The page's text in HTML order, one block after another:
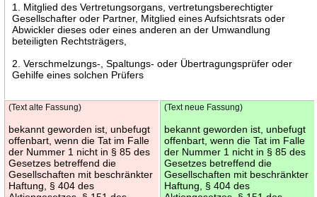
1. Mitglied des Vertretungsorgans, vertretungsberechtigter
Gesellschafter oder Partner, Mitglied eines Aufsichtsrats oder
Abwickler dieses oder eines anderen an der Umwandlung
beteiligten Rechtsträgers,
2. Verschmelzungs-, Spaltungs- oder Übertragungsprüfer oder
Gehilfe eines solchen Prüfers
(Text alte Fassung)
bekannt geworden ist, unbefugt
offenbart, wenn die Tat im Falle
der Nummer 1 nicht in § 85 des
Gesetzes betreffend die
Gesellschaften mit beschränkter
Haftung, § 404 des
(Text neue Fassung)
bekannt geworden ist, unbefugt
offenbart, wenn die Tat im Falle
der Nummer 1 nicht in § 85 des
Gesetzes betreffend die
Gesellschaften mit beschränkter
Haftung, § 404 des